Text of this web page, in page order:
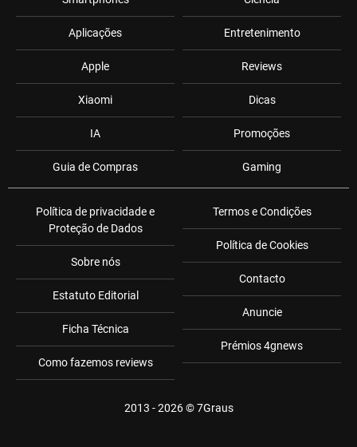
Aplicações
Apple
Xiaomi
IA
Guia de Compras
Entretenimento
Reviews
Dicas
Promoções
Gaming
Política de privacidade e
Proteção de Dados
Sobre nós
Estatuto Editorial
Ficha Técnica
Como fazemos reviews
Termos e Condições
Política de Cookies
Contacto
Anuncie
Prémios 4gnews
2013 - 2026 ©7Graus